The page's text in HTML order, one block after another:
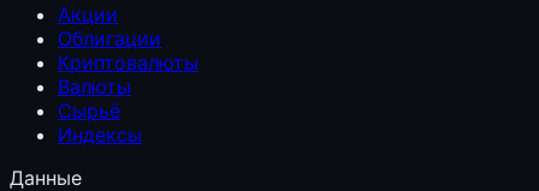
Акции
Облигации
Криптовалюты
Валюты
Сырьё
Индексы
Данные